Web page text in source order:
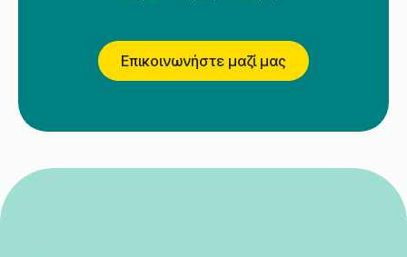
Επικοινωνήστε μαζί μας